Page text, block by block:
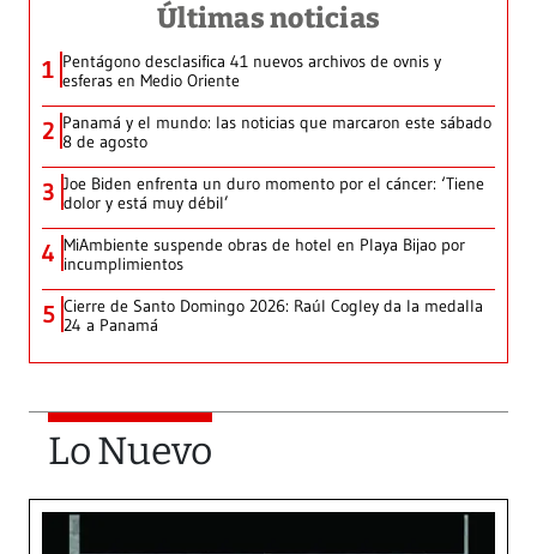
Últimas noticias
1 Pentágono desclasifica 41 nuevos archivos de ovnis y
esferas en Medio Oriente
2 Panamá y el mundo: las noticias que marcaron este sábado
8 de agosto
3 Joe Biden enfrenta un duro momento por el cáncer: ‘Tiene
dolor y está muy débil’
4 MiAmbiente suspende obras de hotel en Playa Bijao por
incumplimientos
5 Cierre de Santo Domingo 2026: Raúl Cogley da la medalla
24 a Panamá
Lo Nuevo